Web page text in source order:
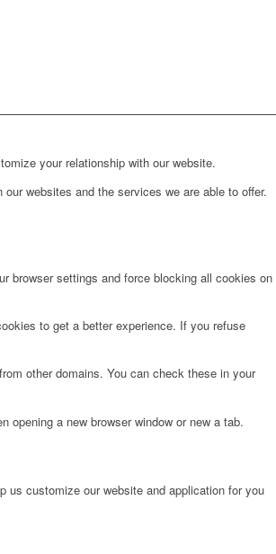
your relationship with our website.
websites and the services we are able to offer.
browser settings and force blocking all cookies on
to get a better experience. If you refuse
other domains. You can check these in your
a new browser window or new a tab.
us customize our website and application for you